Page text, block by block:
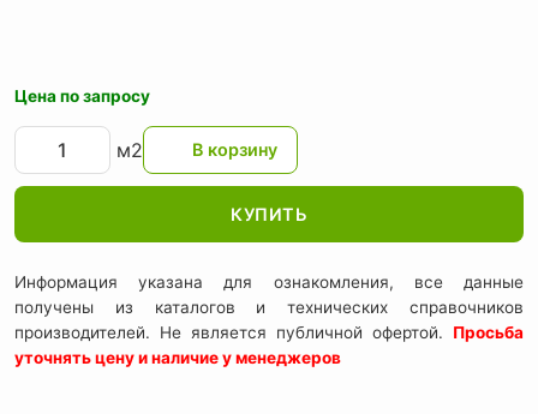
Цена по запросу
м2
КУПИТЬ
Информация указана для ознакомления, все данные
получены из каталогов и технических справочников
производителей. Не является публичной офертой. Просьба
уточнять цену и наличие у менеджеров